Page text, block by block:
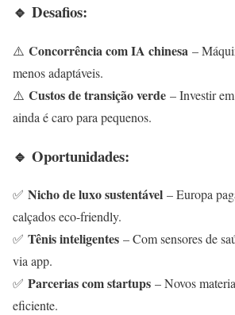
🔹 Desafios:
⚠️ Concorrência com IA chinesa –
menos adaptáveis.
⚠️ Custos de transição verde – Investir
ainda é caro para pequenos.
🔹 Oportunidades:
✅ Nicho de luxo sustentável – Europa
calçados eco-friendly.
✅ Tênis inteligentes – Com sensores de
via app.
✅ Parcerias com startups – Novos
eficiente.